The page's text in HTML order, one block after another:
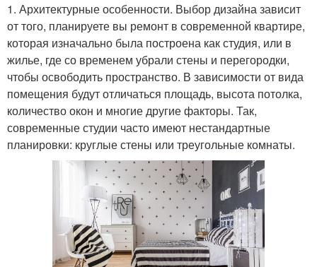
1. Архитектурные особенности. Выбор дизайна зависит
от того, планируете вы ремонт в современной квартире,
которая изначально была построена как студия, или в
жилье, где со временем убрали стены и перегородки,
чтобы освободить пространство. В зависимости от вида
помещения будут отличаться площадь, высота потолка,
количество окон и многие другие факторы. Так,
современные студии часто имеют нестандартные
планировки: круглые стены или треугольные комнаты.